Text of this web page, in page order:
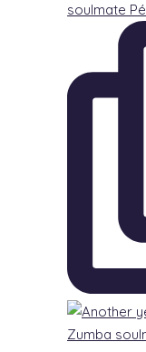
soulmate Pé